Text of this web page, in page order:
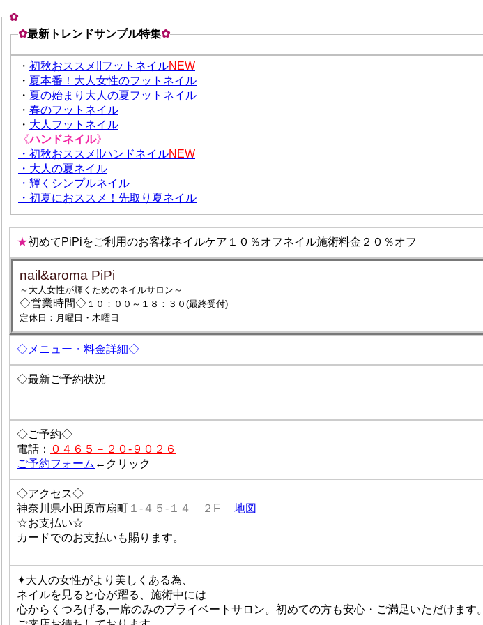
✿
✿最新トレンドサンプル特集✿
・ 初秋おススメ!!フットネイルNEW
・ 夏本番！大人女性のフットネイル
・ 夏の始まり大人の夏フットネイル
・ 春のフットネイル
・ 大人フットネイル
《ハンドネイル》
・初秋おススメ!!ハンドネイルNEW
・大人の夏ネイル
・輝くシンプルネイル
・初夏におススメ！先取り夏ネイル
★初めてPiPiをご利用のお客様ネイルケア１０％オフネイル施術料金２０％オフ
nail&aroma PiPi
～大人女性が輝くためのネイルサロン～
◇営業時間◇ １０：００～１８：３０(最終受付)
定休日：月曜日・木曜日
◇メニュー・料金詳細◇
◇最新ご予約状況
◇ご予約◇
電話： ０４６５－２０-９０２６
ご予約フォーム ←クリック
◇アクセス◇
神奈川県小田原市扇町 １-４５-１４ ２F
地図
☆お支払い☆
カードでのお支払いも賜ります。
✦大人の女性がより美しくある為、
ネイルを見ると心が躍る、施術中には
心からくつろげる,一席のみのプライベートサロン。初めての方も安心・ご満足いただけます。